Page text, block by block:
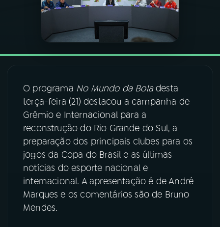
VIDEOCASTS
07ÚLTIMAS
08FESTIVAL DE MÚSICA
YouTube Facebook
Instagram X
TikTok
O programa No Mundo da Boladesta
terça-feira (21) destacou a campanha de
Grêmio e Internacional para a
reconstrução do Rio Grande do Sul, a
preparação dos principais clubes para os
jogos da Copa do Brasil e as últimas
notícias do esporte nacional e
internacional. A apresentação é de André
Marques e os comentários são de Bruno
Mendes.